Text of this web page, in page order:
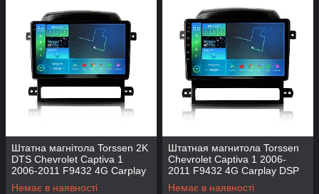
Штатна магнітола Torssen 2K
DTS Chevrolet Captiva 1
2006-2011 F9432 4G Carplay
DSP
Немає в наявності
Штатная магнитола Torssen
Chevrolet Captiva 1 2006-
2011 F9432 4G Carplay DSP
Немає в наявності